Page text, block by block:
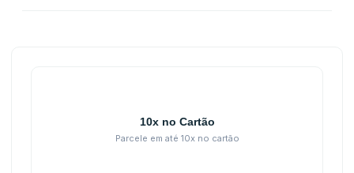
10x no Cartão
Parcele em até 10x no cartão